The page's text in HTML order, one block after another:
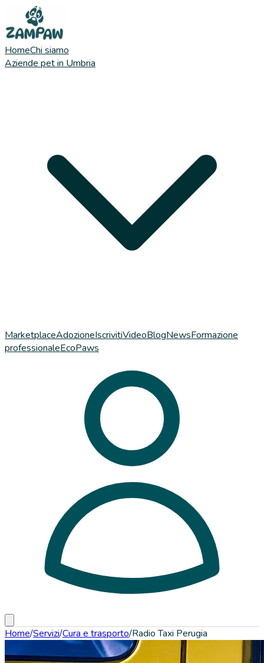
HomeChi siamo
Aziende pet in Umbria
MarketplaceAdozioneIscrivitiVideoBlogNewsFormazione
professionaleEcoPaws
Home/Servizi/Cura e trasporto/Radio Taxi Perugia